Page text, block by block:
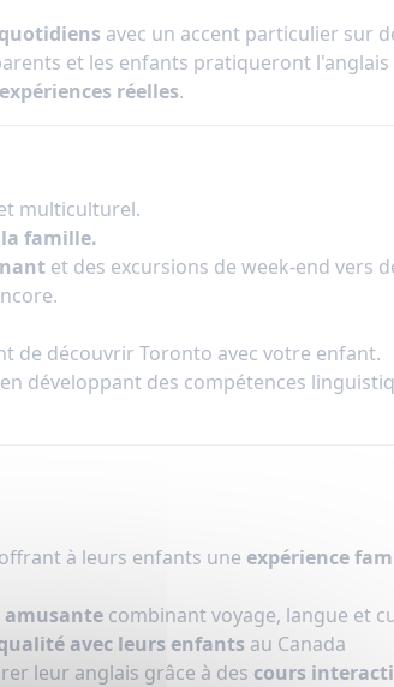
avec un accent particulier sur
et les enfants pratiqueront l'anglais
réelles.
multiculturel.
famille.
et des excursions de week-end vers
de découvrir Toronto avec votre enfant.
développant des compétences
à leurs enfants une expérience
amusantecombinant voyage, langue et
avec leurs enfants au Canada
leur anglais grâce à des cours